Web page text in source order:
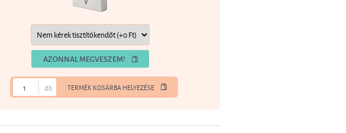
AZONNAL MEGVESZEM!
db TERMÉK KOSÁRBA HELYEZÉSE